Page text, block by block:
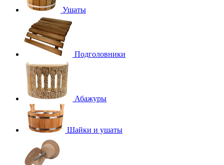
Ушаты
Подголовники
Абажуры
Шайки и ушаты